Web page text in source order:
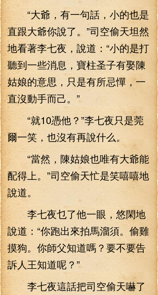
“大爺，有一句話，小的也是
直跟大爺你說了。”司空偷天坦然
地看著李七夜，說道：“小的是打
聽到一些消息，寶柱圣子有娶陳
姑娘的意思，只是有所忌憚，一
直沒動手而己。”
“就10憑他？”李七夜只是莞
爾一笑，也沒有再說什么。
“當然，陳姑娘也唯有大爺能
配得上。”司空偷天忙是笑嘻嘻地
說道。
李七夜乜了他一眼，悠閑地
說道：“你跑出來拍馬溜須。偷雞
摸狗。你師父知道嗎？要不要告
訴人王知道呢？”
李七夜這話把司空偷天嚇了